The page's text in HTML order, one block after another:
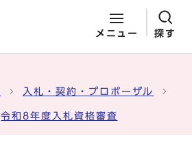
メニュー 探す
入札・契約・プロポーザル
令和8年度入札資格審査